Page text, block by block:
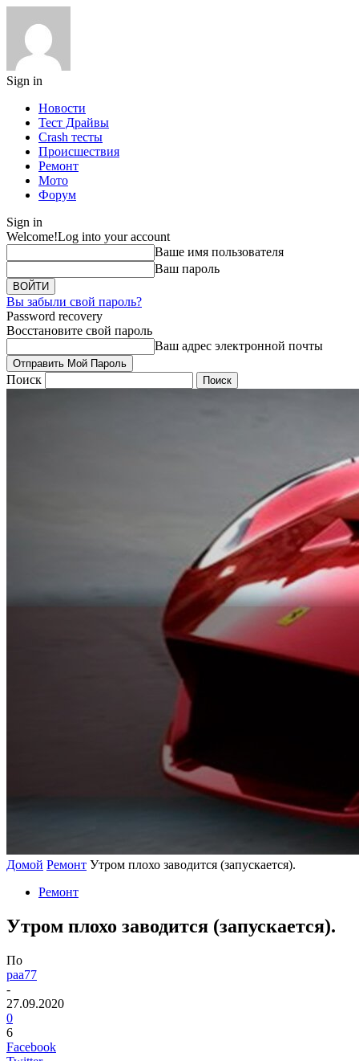
Sign in
Новости
Тест Драйвы
Crash тесты
Происшествия
Ремонт
Мото
Форум
Sign in
Welcome!Log into your account
Ваше имя пользователя
Ваш пароль
Вы забыли свой пароль?
Password recovery
Восстановите свой пароль
Ваш адрес электронной почты
Поиск
Домой Ремонт Утром плохо заводится (запускается).
Ремонт
Утром плохо заводится (запускается).
По
paa77
-
27.09.2020
0
6
Facebook